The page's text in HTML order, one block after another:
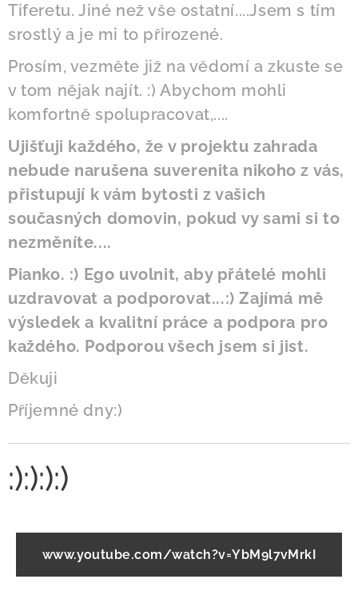
Tiferetu. Jiné než vše ostatní....Jsem s tím
srostlý a je mi to přirozené.
Prosím, vezměte již na vědomí a zkuste se
v tom nějak najít. :) Abychom mohli
komfortně spolupracovat,....
Ujišťuji každého, že v projektu zahrada
nebude narušena suverenita nikoho z vás,
přistupují k vám bytosti z vašich
současných domovin, pokud vy sami si to
nezměníte....
Pianko. :) Ego uvolnit, aby přátelé mohli
uzdravovat a podporovat...:) Zajímá mě
výsledek a kvalitní práce a podpora pro
každého. Podporou všech jsem si jist.
Děkuji
Příjemné dny:)
:):):):)
www.youtube.com/watch?v=YbM9l7vMrkI